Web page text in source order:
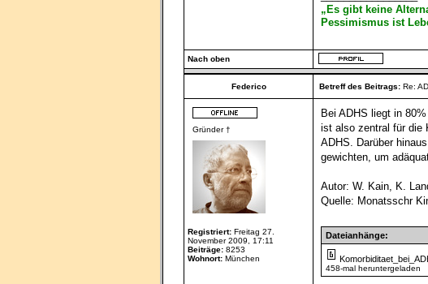
„Es gibt keine
Pessimismus ist
Nach oben
Federico Betreff des Beitrags: Re:
Gründer †
Registriert: Freitag 27.
November 2009, 17:11
Beiträge: 8253
Wohnort: München
Bei ADHS liegt in
ist also zentral für die
ADHS. Darüber
gewichten, um
Autor: W. Kain, K.
Quelle: Monatsschr
Dateianhänge:
458-mal heruntergeladen